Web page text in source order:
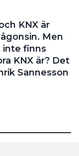
KNX är
Men
inte finns
KNX är? Det
Sannesson